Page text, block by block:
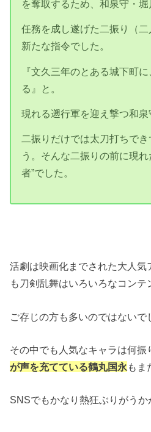
を奪取するため、和泉守・堀
任務を成し遂げた二振り（二
新たな指令でした。
『文久三年のとある城下町
る』と。
現れる遡行軍を迎え撃つ和泉
二振りだけでは太刀打ちで
う。そんな二振りの前に現
者”でした。
活劇は映画化までされた大人気
も刀剣乱舞はいろいろなコンテ
ご存じの方も多いのではないで
その中でも人気なキャラは何振
が声を充てている鶴丸国永 もま
SNSでもかなり熱狂ぶりがうか